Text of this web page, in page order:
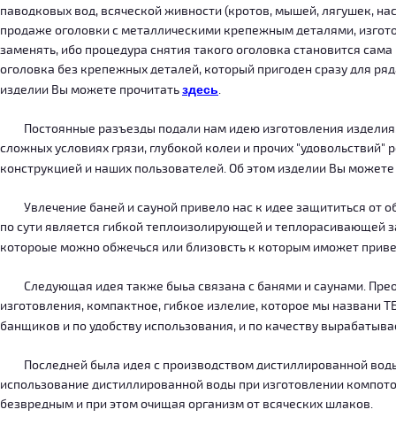
паводковых вод, всяческой живности (кротов, мышей, лягушек,
продаже оголовки с металлическими крепежным деталями,
заменять, ибо процедура снятия такого оголовка становится
оголовка без крепежных деталей, который пригоден сразу для
изделии Вы можете прочитатьздесь.
Постоянные разъезды подали нам идею изготовления
сложных условиях грязи, глубокой колеи и прочих
конструкцией и наших пользователей. Об этом изделии Вы
Увлечение баней и сауной привело нас к идее защититься от
по сути является гибкой теплоизолирующей и теплорасивающей
котороые можно обжечься или близовсть к которым иможет
Следующая идея также быьа связана с банями и саунами.
изготовления, компактное, гибкое излелие, которое мы
банщиков и по удобству использования, и по качеству
Последней была идея с производством дистиллированной
использование дистиллированной воды при изготовлении
безвредным и при этом очищая организм от всяческих шлаков.